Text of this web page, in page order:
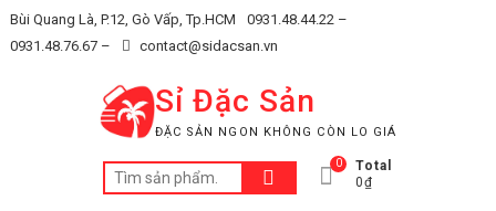
Skip
to
Bùi Quang Là, P.12, Gò Vấp, Tp.HCM
0931.48.44.22 –
0931.48.76.67 –
contact@sidacsan.vn
Sỉ Đặc Sản
ĐẶC SẢN NGON KHÔNG CÒN LO GIÁ
Tìm
kiếm:
0
Total
0₫